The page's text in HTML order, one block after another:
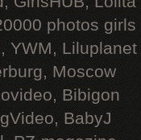
photos
YWM, Liluplanet
Moscow
Bibigon
BabyJ